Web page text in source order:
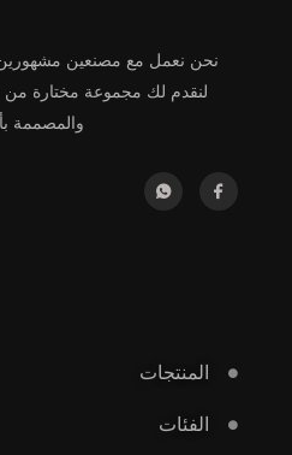
نحن نعمل مع مصنعين مشهورين
لنقدم لك مجموعة مختارة من
والمصممة
المنتجات
الفئات